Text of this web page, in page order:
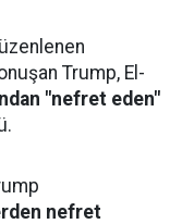
Trump, El-
"nefret eden"
nefret